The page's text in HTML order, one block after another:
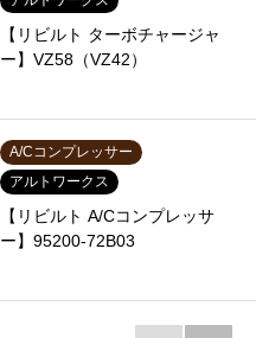
【リビルト ターボチャージャ
ー】VZ58（VZ42）
A/Cコンプレッサー
アルトワークス
【リビルト A/Cコンプレッサ
ー】95200-72B03